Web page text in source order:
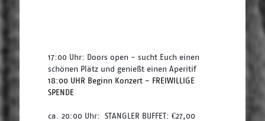
17:00 Uhr: Doors open - sucht Euch einen
schönen Plätz und genießt einen Aperitif
18:00 UHR Beginn Konzert - FREIWILLIGE
SPENDE
ca. 20:00 Uhr:  STANGLER BUFFET: €27,00